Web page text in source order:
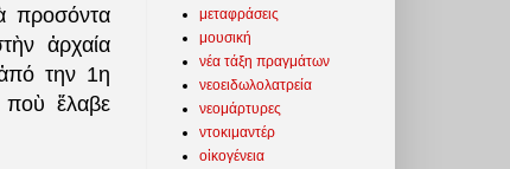
προσόντα
ἀρχαία
την 1η
ποὺ ἔλαβε
μεταφράσεις
μουσική
νέα τάξη πραγμάτων
νεοειδωλολατρεία
νεομάρτυρες
ντοκιμαντέρ
οἰκογένεια